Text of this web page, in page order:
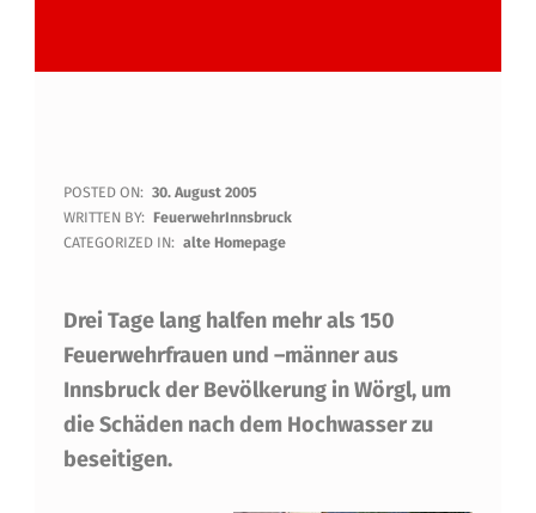
D
I
I
N
N
S
POSTED ON: 30. August 2005
WRITTEN BY: FeuerwehrInnsbruck
CATEGORIZED IN: alte Homepage
Drei Tage lang halfen mehr als 150
Feuerwehrfrauen und –männer aus
Innsbruck der Bevölkerung in Wörgl, um
die Schäden nach dem Hochwasser zu
beseitigen.